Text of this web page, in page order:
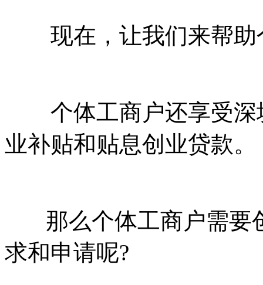
现在，让我们来帮助
个体工商户还享受深
业补贴和贴息创业贷款。
那么个体工商户需要
求和申请呢?